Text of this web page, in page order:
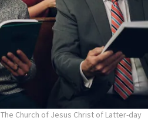
The Church of Jesus Christ of Latter-day